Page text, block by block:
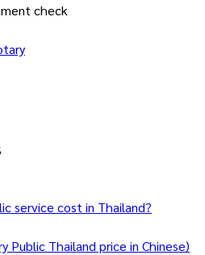
check
service cost in Thailand?
Public Thailand price in Chinese)